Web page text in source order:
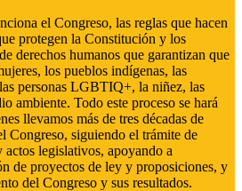
el Congreso, las reglas que hacen
protegen la Constitución y los
derechos humanos que garantizan que
los pueblos indígenas, las
personas LGBTIQ+, la niñez, las
ambiente. Todo este proceso se hará
llevamos más de tres décadas de
Congreso, siguiendo el trámite de
legislativos, apoyando a
de proyectos de ley y proposiciones, y
del Congreso y sus resultados.